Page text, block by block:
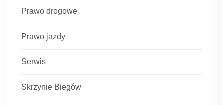
Prawo drogowe
Prawo jazdy
Serwis
Skrzynie Biegów